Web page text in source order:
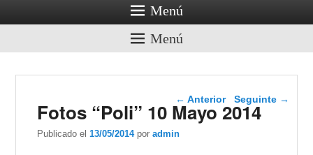
Menú
Menú
Navegador de artigos
← Anterior Seguinte →
Fotos “Poli” 10 Mayo 2014
Publicado el13/05/2014 poradmin